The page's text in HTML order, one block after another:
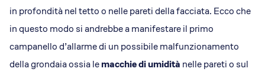
in profondità nel tetto o nelle pareti della facciata. Ecco che
in questo modo si andrebbe a manifestare il primo
campanello d’allarme di un possibile malfunzionamento
della grondaia ossia lemacchie di umidità nelle pareti o sul